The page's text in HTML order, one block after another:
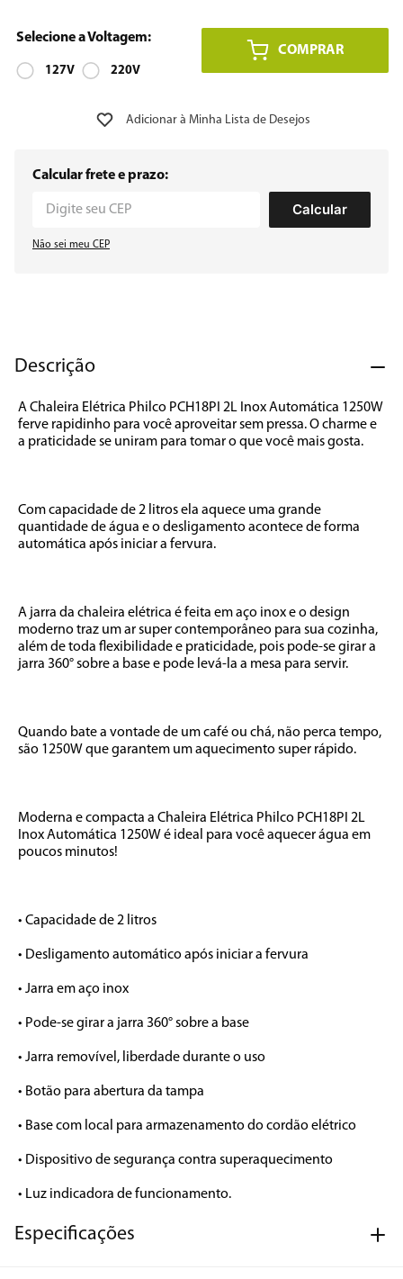
127V 220V
COMPRAR
Calcular frete e prazo:
Calcular
Não sei meu CEP
Descrição
A Chaleira Elétrica Philco PCH18PI 2L Inox Automática 1250W
ferve rapidinho para você aproveitar sem pressa. O charme e
a praticidade se uniram para tomar o que você mais gosta.
Com capacidade de 2 litros ela aquece uma grande
quantidade de água e o desligamento acontece de forma
automática após iniciar a fervura.
A jarra da chaleira elétrica é feita em aço inox e o design
moderno traz um ar super contemporâneo para sua cozinha,
além de toda flexibilidade e praticidade, pois pode-se girar a
jarra 360° sobre a base e pode levá-la a mesa para servir.
Quando bate a vontade de um café ou chá, não perca tempo,
são 1250W que garantem um aquecimento super rápido.
Moderna e compacta a Chaleira Elétrica Philco PCH18PI 2L
Inox Automática 1250W é ideal para você aquecer água em
poucos minutos!
• Capacidade de 2 litros
• Desligamento automático após iniciar a fervura
• Jarra em aço inox
• Pode-se girar a jarra 360° sobre a base
• Jarra removível, liberdade durante o uso
• Botão para abertura da tampa
• Base com local para armazenamento do cordão elétrico
• Dispositivo de segurança contra superaquecimento
• Luz indicadora de funcionamento.
Especificações
8º embutir
9º geladeira